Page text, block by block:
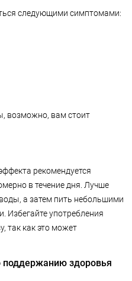
следующими симптомами:
возможно, вам стоит
рекомендуется
в течение дня. Лучше
а затем пить небольшими
употребления
так как это может
здоровья